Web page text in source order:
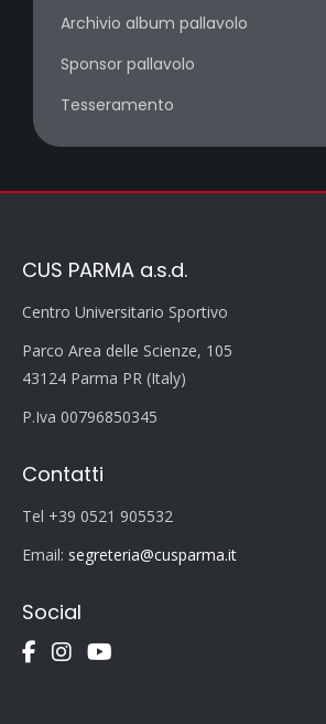
Archivio album pallavolo
Sponsor pallavolo
Tesseramento
CUS PARMA a.s.d.
Centro Universitario Sportivo
Parco Area delle Scienze, 105
43124 Parma PR (Italy)
P.Iva 00796850345
Contatti
Tel +39 0521 905532
Email: segreteria@cusparma.it
Social